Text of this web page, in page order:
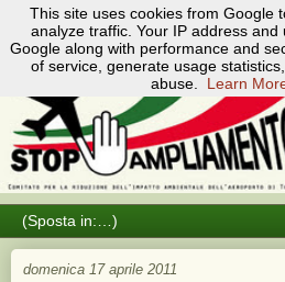
Pagine
▼
domenica 17 aprile 2011
This site uses cookies from Google
analyze traffic. Your IP address
Google along with performance and
of service, generate usage
abuse.
Learn